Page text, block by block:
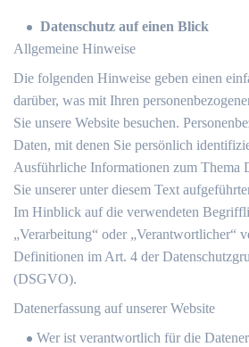
Datenschutz auf einen Blick
Allgemeine Hinweise
Die folgenden Hinweise geben einen
darüber, was mit Ihren
Sie unsere Website besuchen.
Daten, mit denen Sie persönlich
Ausführliche Informationen zum Thema
Sie unserer unter diesem Text
Im Hinblick auf die verwendeten
„Verarbeitung“ oder „Verantwortlicher“
Definitionen im Art. 4 der
(DSGVO).
Datenerfassung auf unserer Website
Wer ist verantwortlich für die